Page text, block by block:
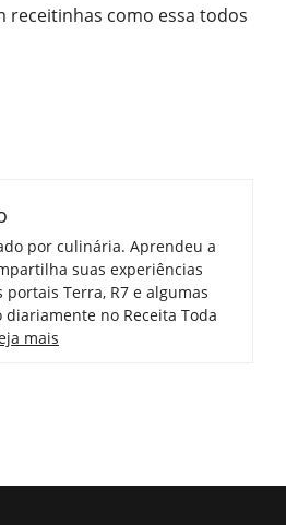
receitinhas como essa todos
por culinária. Aprendeu a
suas experiências
Terra, R7 e algumas
no Receita Toda
mais